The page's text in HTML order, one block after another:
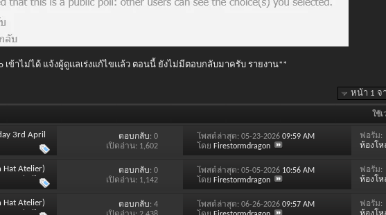
เข้าไม่ได้ แจ้งผู้ดูแลเร่งแก้ไขแล้ว ตอนนี้ ยังไม่มีตอบกลับมาครับ รายงาน**
หน้า 1 จ
ใช้
3rd April
ตอบกลับ: 0
เปิดอ่าน: 1,602
โพสต์ล่าสุด: 05-23-202609:59 AM
โดยFirestormdragon
ฟอรั่ม:
ห้องโห
Atelier)
: Thai]
ตอบกลับ: 0
เปิดอ่าน: 1,142
โพสต์ล่าสุด: 05-05-2026 10:56 AM
โดยFirestormdragon
ฟอรั่ม:
ห้องโห
Atelier)
ตอบกลับ: 4
โพสต์ล่าสุด: 06-26-202609:57 AM
ฟอรั่ม: